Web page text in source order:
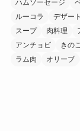
ハムソーセージ
ルーコラ
デザート
スープ
肉料理
アンチョビ
きのこ
ラム肉
オリーブ